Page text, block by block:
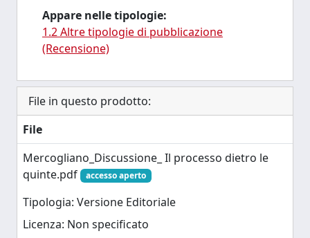
Appare nelle tipologie:
1.2 Altre tipologie di pubblicazione
(Recensione)
File in questo prodotto:
File
Mercogliano_Discussione_ Il processo dietro le
quinte.pdf
accesso aperto
Tipologia: Versione Editoriale
Licenza: Non specificato